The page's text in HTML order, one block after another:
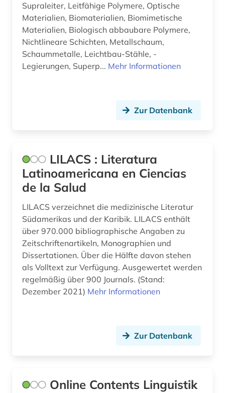
bibelkommentar (1)
bibelwissenschaft (4)
bibliografie (330)
bibliografie 1945-1990 (1)
bibliographie (159)
bibliographie 1470-1960 (1)
bibliographie 1900-2000 (1)
bibliographie 1964-1999 (1)
bibliographie bis 1900 (1)
bibliographische zeitschrift (1)
bibliometrie (2)
Supraleiter, Leitfähige Polymere, Optische
Materialien, Biomaterialien, Biomimetische
Materialien, Biologisch abbaubare Polymere,
Nichtlineare Schichten, Metallschaum,
Schaummetalle, Leichtbau-Stähle, -
Legierungen, Superp... Mehr Informationen
Zur Datenbank
LILACS : Literatura
Latinoamericana en Ciencias
de la Salud
LILACS verzeichnet die medizinische Literatur
Südamerikas und der Karibik. LILACS enthält
über 970.000 bibliographische Angaben zu
Zeitschriftenartikeln, Monographien und
Dissertationen. Über die Hälfte davon stehen
als Volltext zur Verfügung. Ausgewertet werden
regelmäßig über 900 Journals. (Stand:
Dezember 2021) Mehr Informationen
Zur Datenbank
Online Contents Linguistik